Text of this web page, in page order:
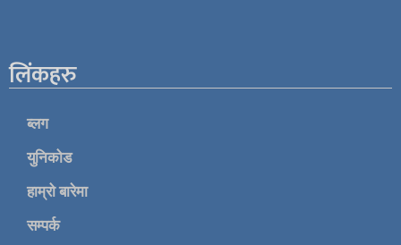
लिंकहरु
ब्लग
युनिकोड
हाम्रो बारेमा
सम्पर्क